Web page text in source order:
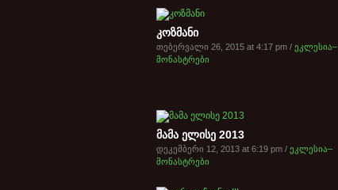
კოზმანი
თებერვალი 26, 2015 at 4:17 pm / ეკლესია–
მონასტრები
მამა ელისე 2013
დეკემბერი 12, 2013 at 6:19 pm / ეკლესია–
მონასტრები